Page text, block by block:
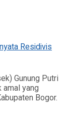
Gunung Putri
amal yang
Bogor.